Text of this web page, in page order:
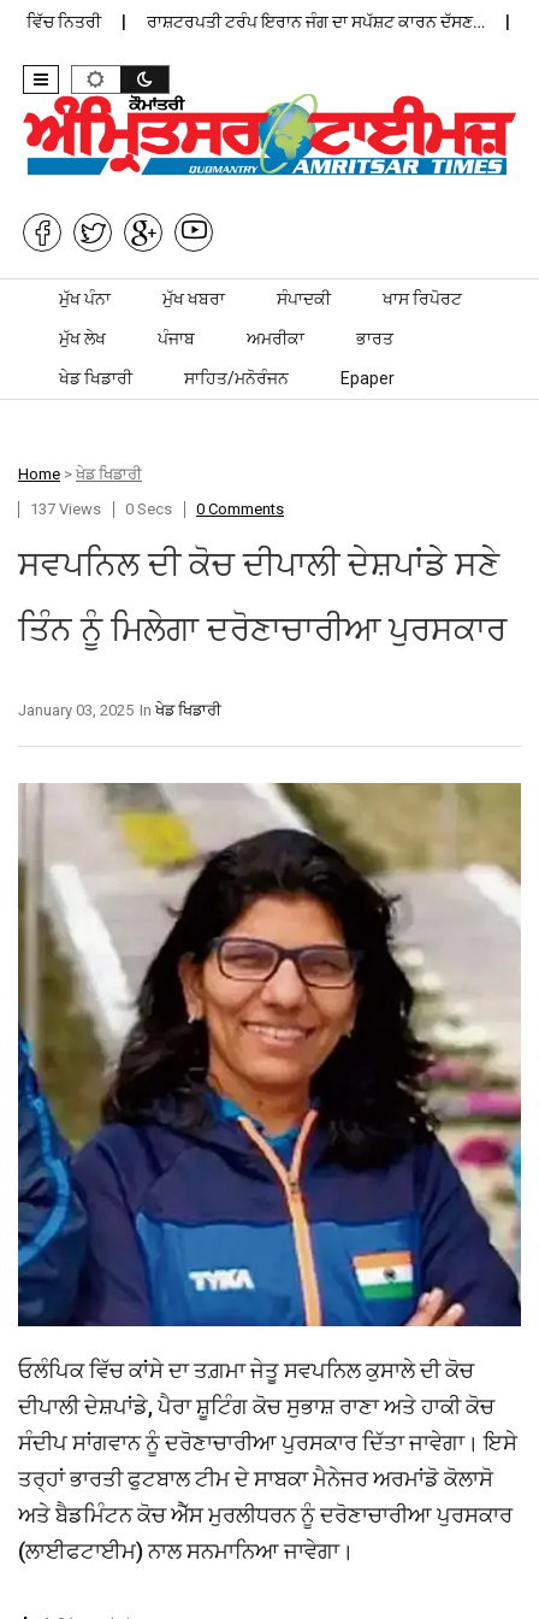
ਨਿਤਰੀ ਰਾਸ਼ਟਰਪਤੀ ਟਰੰਪ ਇਰਾਨ ਜੰਗ ਦਾ ਸਪੱਸ਼ਟ ਕਾਰਨ ਦੱਸਣ…
Skip to content
ਮੁੱਖ ਪੰਨਾ ਮੁੱਖ ਖਬਰਾ ਸੰਪਾਦਕੀ ਖਾਸ ਰਿਪੋਰਟ
ਮੁੱਖ ਲੇਖ ਪੰਜਾਬ ਅਮਰੀਕਾ ਭਾਰਤ
ਖੇਡ ਖਿਡਾਰੀ ਸਾਹਿਤ/ਮਨੋਰੰਜਨ Epaper
Home > ਖੇਡ ਖਿਡਾਰੀ
137 Views
0 Secs 0 Comments
ਸਵਪਨਿਲ ਦੀ ਕੋਚ ਦੀਪਾਲੀ ਦੇਸ਼ਪਾਂਡੇ ਸਣੇ
ਤਿੰਨ ਨੂੰ ਮਿਲੇਗਾ ਦਰੋਣਾਚਾਰੀਆ ਪੁਰਸਕਾਰ
In ਖੇਡ ਖਿਡਾਰੀ
January 03, 2025
ਓਲੰਪਿਕ ਵਿੱਚ ਕਾਂਸੇ ਦਾ ਤਗ਼ਮਾ ਜੇਤੂ ਸਵਪਨਿਲ ਕੁਸਾਲੇ ਦੀ ਕੋਚ
ਦੀਪਾਲੀ ਦੇਸ਼ਪਾਂਡੇ, ਪੈਰਾ ਸ਼ੂਟਿੰਗ ਕੋਚ ਸੁਭਾਸ਼ ਰਾਣਾ ਅਤੇ ਹਾਕੀ ਕੋਚ
ਸੰਦੀਪ ਸਾਂਗਵਾਨ ਨੂੰ ਦਰੋਣਾਚਾਰੀਆ ਪੁਰਸਕਾਰ ਦਿੱਤਾ ਜਾਵੇਗਾ। ਇਸੇ
ਤਰ੍ਹਾਂ ਭਾਰਤੀ ਫੁਟਬਾਲ ਟੀਮ ਦੇ ਸਾਬਕਾ ਮੈਨੇਜਰ ਅਰਮਾਂਡੋ ਕੋਲਾਸੋ
ਅਤੇ ਬੈਡਮਿੰਟਨ ਕੋਚ ਐੱਸ ਮੁਰਲੀਧਰਨ ਨੂੰ ਦਰੋਣਾਚਾਰੀਆ ਪੁਰਸਕਾਰ
(ਲਾਈਫਟਾਈਮ) ਨਾਲ ਸਨਮਾਨਿਆ ਜਾਵੇਗਾ।